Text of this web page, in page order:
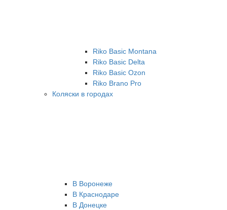
Riko Basic Montana
Riko Basic Delta
Riko Basic Ozon
Riko Brano Pro
Коляски в городах
В Воронеже
В Краснодаре
В Донецке